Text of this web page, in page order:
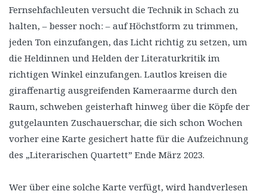
Fernsehfachleuten versucht die Technik in Schach zu
halten, – besser noch: – auf Höchstform zu trimmen,
jeden Ton einzufangen, das Licht richtig zu setzen, um
die Heldinnen und Helden der Literaturkritik im
richtigen Winkel einzufangen. Lautlos kreisen die
giraffenartig ausgreifenden Kameraarme durch den
Raum, schweben geisterhaft hinweg über die Köpfe der
gutgelaunten Zuschauerschar, die sich schon Wochen
vorher eine Karte gesichert hatte für die Aufzeichnung
des „Literarischen Quartett” Ende März 2023.
Wer über eine solche Karte verfügt, wird handverlesen